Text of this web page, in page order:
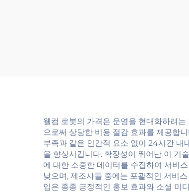
웰컴 로봇의 가격은 운영을 현대화하려
으로써 상당한 비용 절감 효과를 제공합
부족과 같은 인간적 요소 없이 24시간 내
을 향상시킵니다. 확장성이 뛰어난 이 기
에 대한 소중한 데이터를 수집하여 서비
낮으며, 제조사들 중에는 포괄적인 서비
입은 종종 긍정적인 홍보 효과와 소셜 미